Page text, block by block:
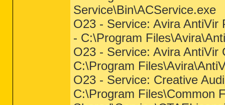
Service\Bin\ACService.exe
O23 - Service: Avira AntiVir
- C:\Program
O23 - Service: Avira
C:\Program
O23 - Service: Creative
C:\Program Files\Common